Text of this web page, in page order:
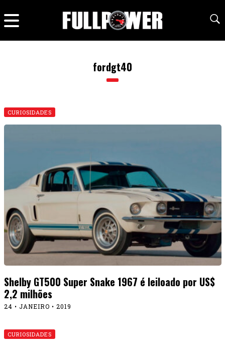
fordgt40
CURIOSIDADES
Shelby GT500 Super Snake 1967 é leiloado por US$
2,2 milhões
24 • JANEIRO • 2019
CURIOSIDADES